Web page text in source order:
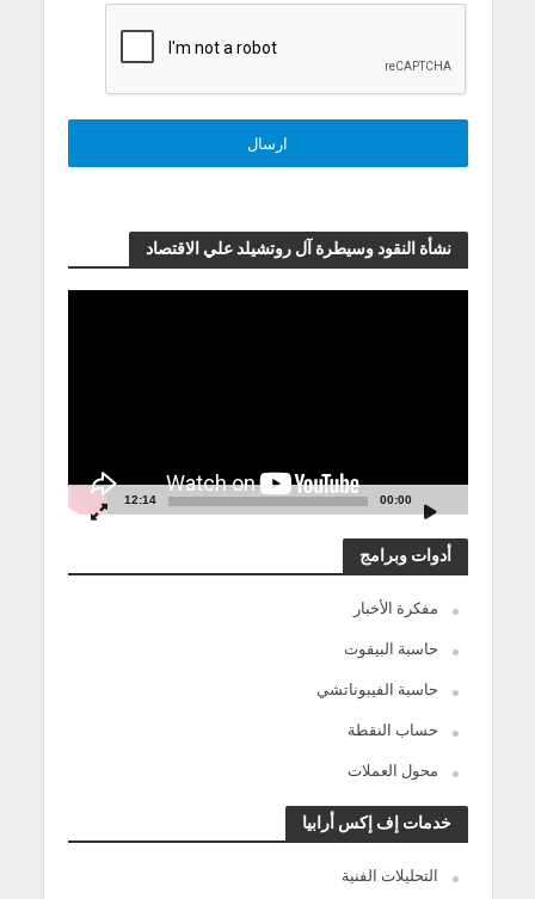
نشأة النقود وسيطرة آل روتشيلد علي الاقتصاد
00:00
12:14
أدوات وبرامج
مفكرة الأخبار
حاسبة البيفوت
حاسبة الفيبوناتشي
حساب النقطة
محول العملات
خدمات إف إكس أرابيا
التحليلات الفنية